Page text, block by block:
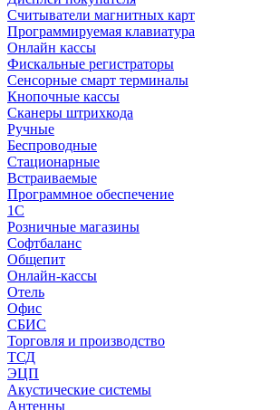
Считыватели магнитных карт
Программируемая клавиатура
Онлайн кассы
Фискальные регистраторы
Сенсорные смарт терминалы
Кнопочные кассы
Сканеры штрихкода
Ручные
Беспроводные
Стационарные
Встраиваемые
Программное обеспечение
1С
Розничные магазины
Софтбаланс
Общепит
Онлайн-кассы
Отель
Офис
СБИС
Торговля и производство
ТСД
ЭЦП
Акустические системы
Антенны